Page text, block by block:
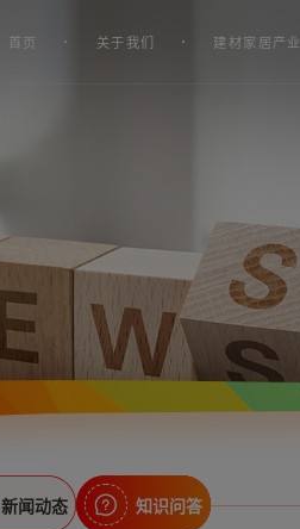
首页 关于我们 建材家居产业
新闻动态 知识问答